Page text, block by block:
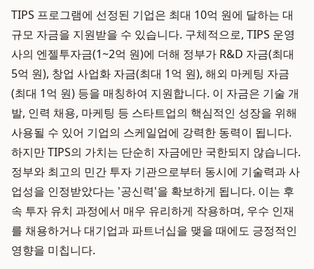
TIPS 프로그램에 선정된 기업은 최대 10억 원에 달하는 대
규모 자금을 지원받을 수 있습니다. 구체적으로, TIPS 운영
사의 엔젤투자금(1~2억 원)에 더해 정부가 R&D 자금(최대
5억 원), 창업 사업화 자금(최대 1억 원), 해외 마케팅 자금
(최대 1억 원) 등을 매칭하여 지원합니다. 이 자금은 기술 개
발, 인력 채용, 마케팅 등 스타트업의 핵심적인 성장을 위해
사용될 수 있어 기업의 스케일업에 강력한 동력이 됩니다.
하지만 TIPS의 가치는 단순히 자금에만 국한되지 않습니다.
정부와 최고의 민간 투자 기관으로부터 동시에 기술력과 사
업성을 인정받았다는 '공신력'을 확보하게 됩니다. 이는 후
속 투자 유치 과정에서 매우 유리하게 작용하며, 우수 인재
를 채용하거나 대기업과 파트너십을 맺을 때에도 긍정적인
영향을 미칩니다.